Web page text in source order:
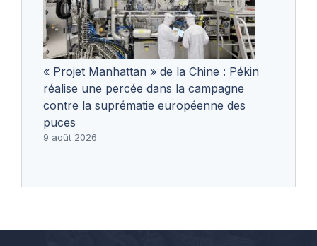
« Projet Manhattan » de la Chine : Pékin
réalise une percée dans la campagne
contre la suprématie européenne des
puces
9 août 2026